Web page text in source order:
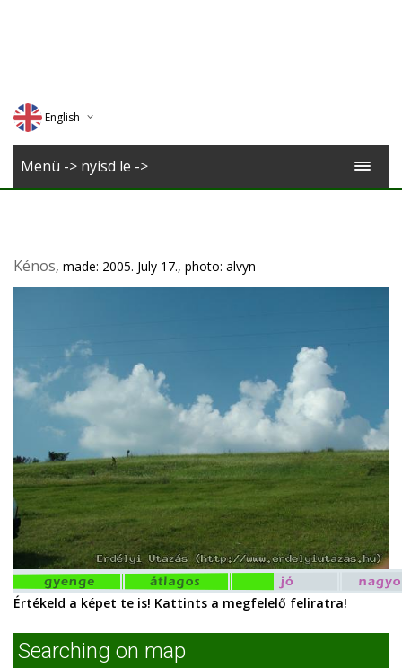
English
Deutsch
Menü -> nyisd le ->
Kénos, made: 2005. July 17., photo: alvyn
Értékeld a képet te is! Kattints a megfelelő feliratra!
Searching on map